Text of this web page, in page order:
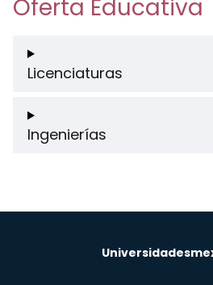
Oferta Educativa
Licenciaturas
Ingenierías